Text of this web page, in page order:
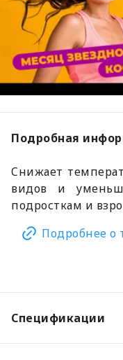
Подробная
Cнижает
видов и
подросткам и
Подробнее о
Спецификации